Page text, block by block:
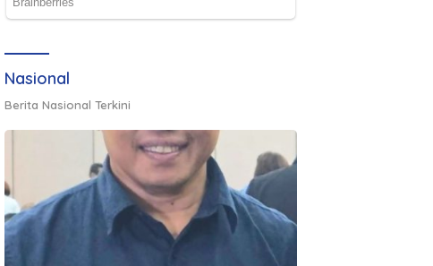
Nasional
Berita Nasional Terkini